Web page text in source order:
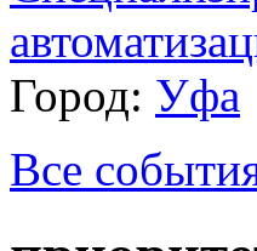
Город: Уфа
Все